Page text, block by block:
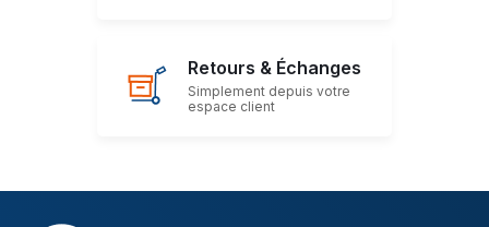
Retours & Échanges
Simplement depuis votre
espace client